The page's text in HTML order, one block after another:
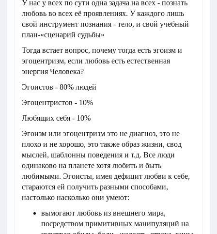
У нас у всех по сути одна задача на всех - познать
любовь во всех её проявлениях. У каждого лишь
свой инструмент познания - тело, и свой учебный
план-«сценарий судьбы»
Тогда встает вопрос, почему тогда есть эгоизм и
эгоцентризм, если любовь есть естественная
энергия Человека?
Эгоистов - 80% людей
Эгоцентристов - 10%
Любящих себя - 10%
Эгоизм или эгоцентризм это не диагноз, это не
плохо и не хорошо, это также образ жизни, свод
мыслей, шаблонны поведения и т.д. Все люди
одинаково на планете хотя любить и быть
любимыми. Эгоисты, имея дефицит любви к себе,
стараются ей получить разными способами,
настолько насколько они умеют:
вымогают любовь из внешнего мира,
посредством примитивных манипуляций на